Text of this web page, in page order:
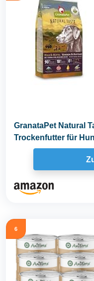
GranataPet Natural
Trockenfutter für
& ohne...
6